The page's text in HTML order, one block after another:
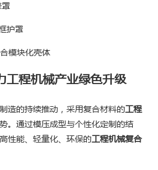
护罩
模块化壳体
工程机械产业绿色升级
造的持续推动，采用复合材料的工程
。通过模压成型与个性化定制的结
性能、轻量化、环保的工程机械复合